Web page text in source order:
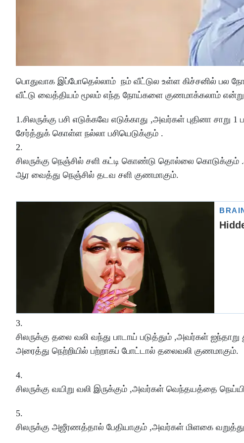
பொதுவாக இப்போதெல்லாம் நம் வீட்டுல உள்ள கிச்சனில் பல
வீட்டு வைத்தியம் மூலம் எந்த நோய்களை குணமாக்கலாம் என்று
1.சிலருக்கு பசி எடுக்கவே எடுக்காது ,அவர்கள் புதினா
சேர்த்துக் கொள்ள நல்லா பசியெடுக்கும் .
2.
சிலருக்கு நெஞ்சில் சளி கட்டி கொண்டு தொல்லை
ஆர வைத்து நெஞ்சில் தடவ சளி குணமாகும்.
3.
சிலருக்கு தலை வலி வந்து பாடாய் படுத்தும் ,அவர்கள்
அரைத்து நெற்றியில் பற்றாகப் போட்டால் தலைவலி குணமாகும்.
4.
சிலருக்கு வயிறு வலி இருக்கும் ,அவர்கள் வெந்தயத்தை
5.
சிலருக்கு அஜீரணத்தால் பேதியாகும் ,அவர்கள் மிளகை